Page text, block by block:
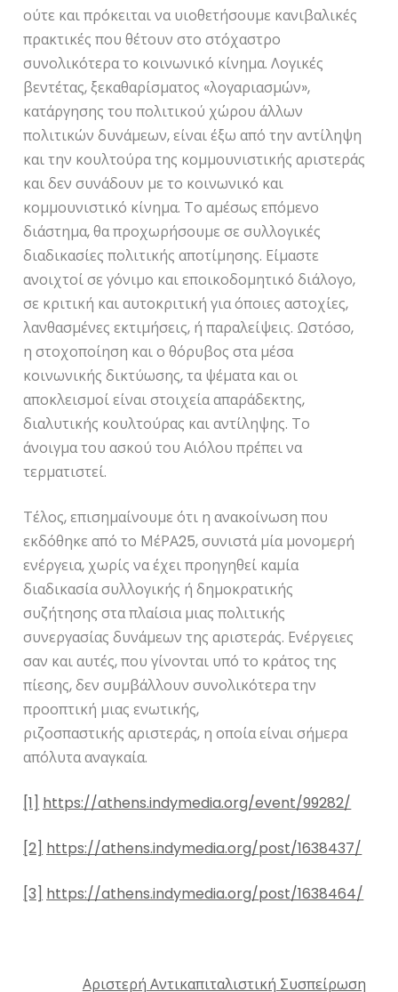
ούτε και πρόκειται να υιοθετήσουμε κανιβαλικές
πρακτικές που θέτουν στο στόχαστρο
συνολικότερα το κοινωνικό κίνημα. Λογικές
βεντέτας, ξεκαθαρίσματος «λογαριασμών»,
κατάργησης του πολιτικού χώρου άλλων
πολιτικών δυνάμεων, είναι έξω από την αντίληψη
και την κουλτούρα της κομμουνιστικής αριστεράς
και δεν συνάδουν με το κοινωνικό και
κομμουνιστικό κίνημα. Το αμέσως επόμενο
διάστημα, θα προχωρήσουμε σε συλλογικές
διαδικασίες πολιτικής αποτίμησης. Είμαστε
ανοιχτοί σε γόνιμο και εποικοδομητικό διάλογο,
σε κριτική και αυτοκριτική για όποιες αστοχίες,
λανθασμένες εκτιμήσεις, ή παραλείψεις. Ωστόσο,
η στοχοποίηση και ο θόρυβος στα μέσα
κοινωνικής δικτύωσης, τα ψέματα και οι
αποκλεισμοί είναι στοιχεία απαράδεκτης,
διαλυτικής κουλτούρας και αντίληψης. Το
άνοιγμα του ασκού του Αιόλου πρέπει να
τερματιστεί.
Τέλος, επισημαίνουμε ότι η ανακοίνωση που
εκδόθηκε από το ΜέΡΑ25, συνιστά μία μονομερή
ενέργεια, χωρίς να έχει προηγηθεί καμία
διαδικασία συλλογικής ή δημοκρατικής
συζήτησης στα πλαίσια μιας πολιτικής
συνεργασίας δυνάμεων της αριστεράς. Ενέργειες
σαν και αυτές, που γίνονται υπό το κράτος της
πίεσης, δεν συμβάλλουν συνολικότερα την
προοπτική μιας ενωτικής,
ριζοσπαστικής αριστεράς, η οποία είναι σήμερα
απόλυτα αναγκαία.
[1] https://athens.indymedia.org/event/99282/
[2] https://athens.indymedia.org/post/1638437/
[3] https://athens.indymedia.org/post/1638464/
Αριστερή Αντικαπιταλιστική Συσπείρωση